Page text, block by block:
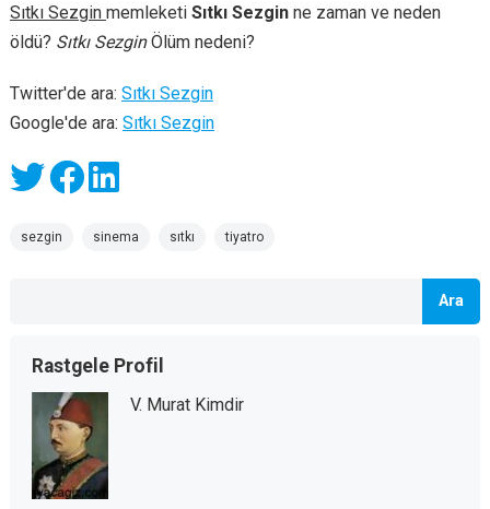
Sıtkı Sezgin memleketi Sıtkı Sezginne zaman ve neden
öldü? Sıtkı SezginÖlüm nedeni?
Twitter'de ara: Sıtkı Sezgin
Google'de ara: Sıtkı Sezgin
sezgin sinema sıtkı tiyatro
Ara
Rastgele Profil
V. Murat Kimdir